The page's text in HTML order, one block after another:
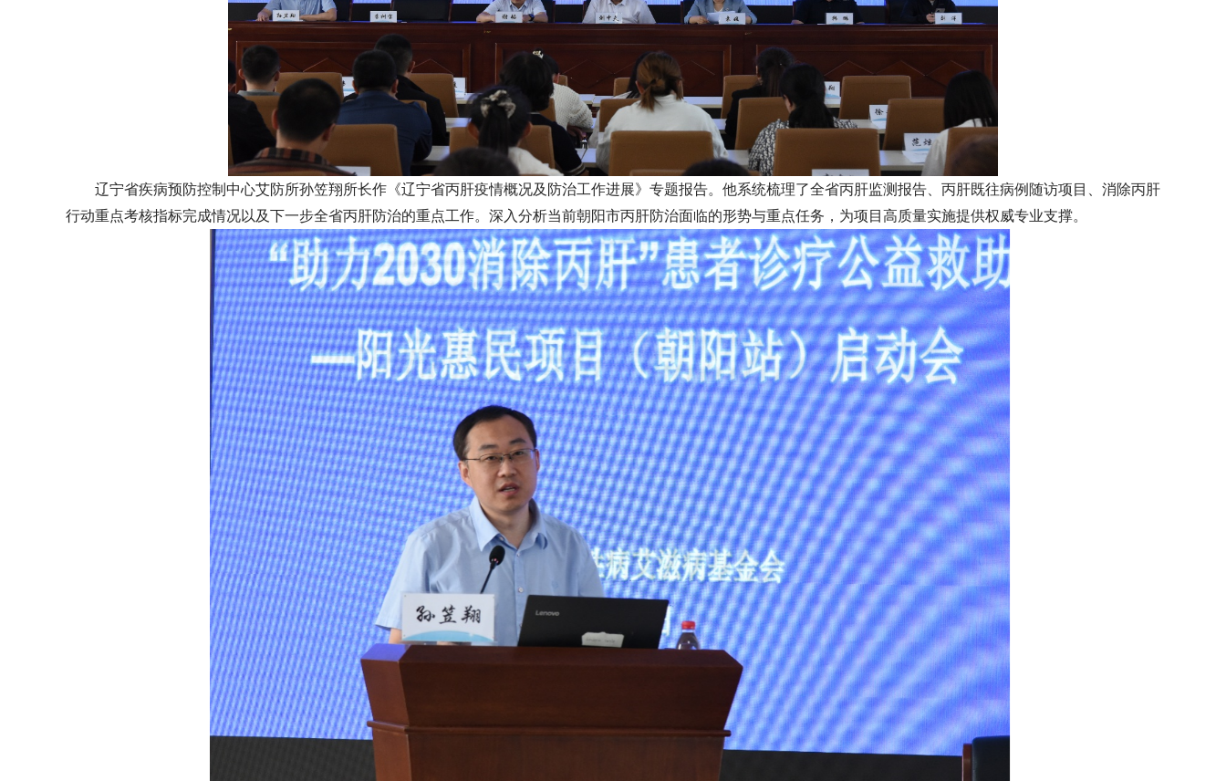
辽宁省疾病预防控制中心艾防所孙笠翔所长作《辽宁省丙肝疫情概况及防治工作进展》专题报告。他系统梳理了全省丙肝监测报告、丙肝既往病例随访项目、消除丙肝
行动重点考核指标完成情况以及下一步全省丙肝防治的重点工作。深入分析当前朝阳市丙肝防治面临的形势与重点任务，为项目高质量实施提供权威专业支撑。